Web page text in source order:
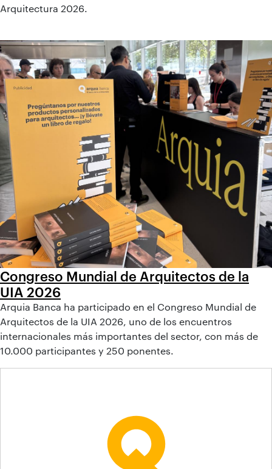
Arquitectura 2026.
Congreso Mundial de Arquitectos de la
UIA 2026
Arquia Banca ha participado en el Congreso Mundial de
Arquitectos de la UIA 2026, uno de los encuentros
internacionales más importantes del sector, con más de
10.000 participantes y 250 ponentes.